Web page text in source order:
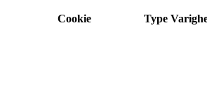
Cookie Type